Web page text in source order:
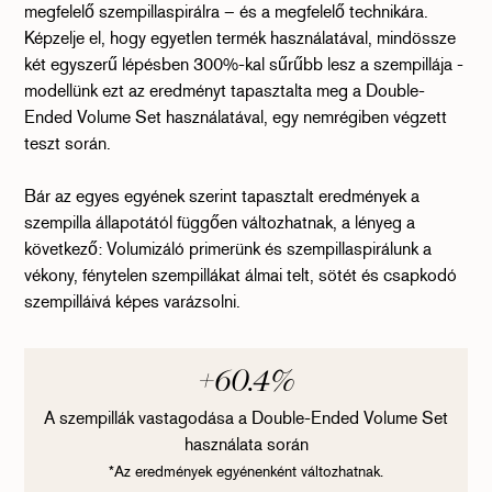
megfelelő szempillaspirálra – és a megfelelő technikára.
Képzelje el, hogy egyetlen termék használatával, mindössze
két egyszerű lépésben 300%-kal sűrűbb lesz a szempillája -
modellünk ezt az eredményt tapasztalta meg a Double-
Ended Volume Set használatával, egy nemrégiben végzett
teszt során.
Bár az egyes egyének szerint tapasztalt eredmények a
szempilla állapotától függően változhatnak, a lényeg a
következő: Volumizáló primerünk és szempillaspirálunk a
vékony, fénytelen szempillákat álmai telt, sötét és csapkodó
szempilláivá képes varázsolni.
+82.1%
A szempillák vastagodása a Double-Ended Volume Set
használata során
*Az eredmények egyénenként változhatnak.